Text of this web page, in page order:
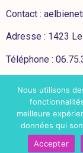
Contact :
Adresse : 1423
Téléphone :
Nous utilisons
meilleure
données qui
Accepter